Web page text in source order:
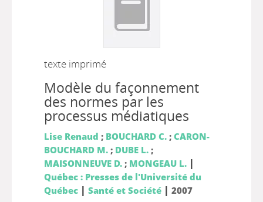
texte imprimé
Modèle du façonnement
des normes par les
processus médiatiques
Lise Renaud ; BOUCHARD C.; CARON-
BOUCHARD M.; DUBE L.;
MAISONNEUVE D.; MONGEAU L. |
Québec : Presses de l'Université du
Québec| Santé et Société| 2007